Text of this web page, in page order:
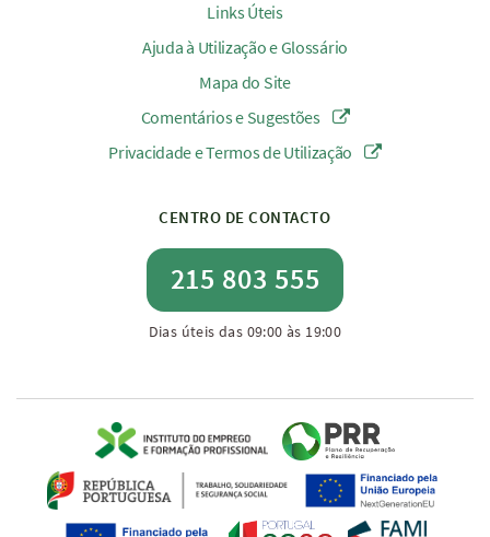
Links Úteis
Ajuda à Utilização e Glossário
Mapa do Site
Comentários e Sugestões
Privacidade e Termos de Utilização
CENTRO DE CONTACTO
215 803 555
Dias úteis das 09:00 às 19:00